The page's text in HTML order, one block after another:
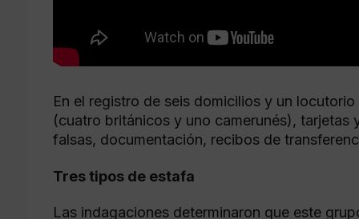
En el registro de seis domicilios y un
(cuatro británicos y uno camerunés),
falsas, documentación, recibos de
Tres tipos de estafa
Las indagaciones determinaron que este